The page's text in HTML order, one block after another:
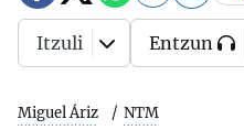
Miguel Áriz NTM
Itzuli Entzun